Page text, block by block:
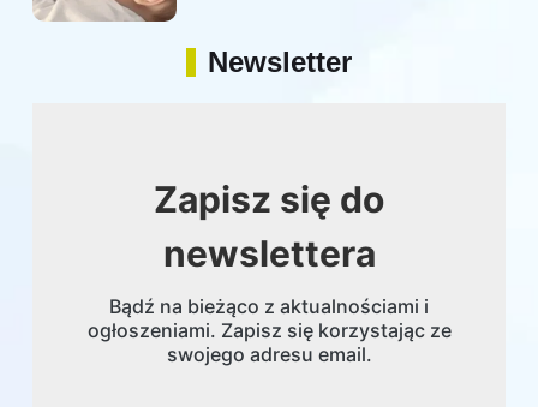
Newsletter
Zapisz się do
newslettera
Bądź na bieżąco z aktualnościami i
ogłoszeniami. Zapisz się korzystając ze
swojego adresu email.